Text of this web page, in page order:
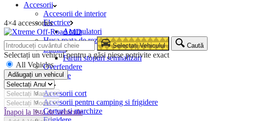
Accesorii
Accesorii de interior
Electrice
Acumulatori
Husa roata de rezerva
Lumini
Faruri stopuri semnalizari
Overfendere
Snorkele
Camping
Accesorii cort
Accesorii pentru camping si frigidere
Corturi si marchize
4×4 accessories
Selectați Vehiculul Caută
Selectați un vehicul pentru a găsi piese potrivite exact
All Vehicles
Adăugați un vehicul
Înapoi la lista de vehicule